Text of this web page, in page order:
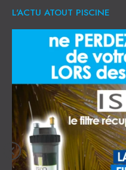
L'ACTU ATOUT PISCINE